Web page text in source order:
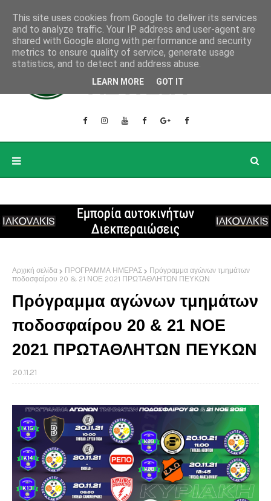
Αρχική σελίδα ΠΡΟΓΡΑΜΜΑ ΗΜΕΡΑΣ
Πρόγραμμα αγώνων τμημάτων
ποδοσφαίρου 20 & 21 ΝΟΕ 2021 ΠΡΩΤΑΘΛΗΤΩΝ ΠΕΥΚΩΝ
Πρόγραμμα αγώνων τμημάτων
ποδοσφαίρου 20 & 21 ΝΟΕ
2021 ΠΡΩΤΑΘΛΗΤΩΝ ΠΕΥΚΩΝ
20.11.21
This site uses cookies from Google to deliver its services
and to analyze traffic. Your IP address and user-agent are
shared with Google along with performance and security
metrics to ensure quality of service, generate usage
statistics, and to detect and address abuse.
LEARN MORE GOT IT